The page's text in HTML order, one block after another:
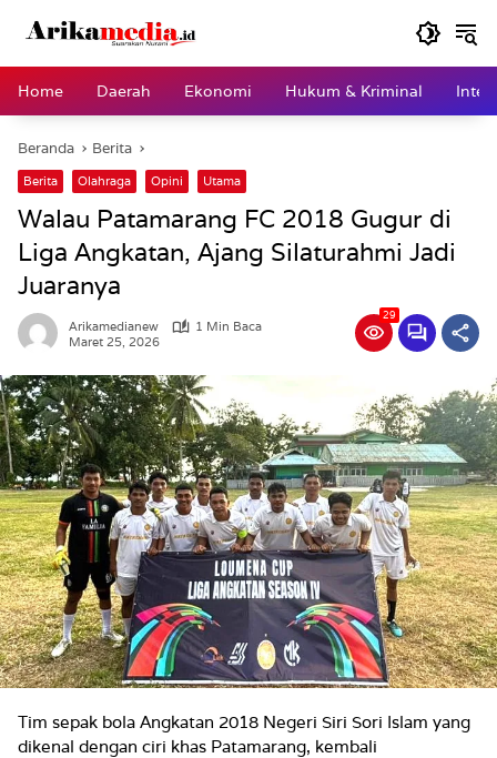
Home
Daerah Ekonomi Hukum & Kriminal
Beranda Berita
Berita Olahraga Opini Utama
Walau Patamarang FC 2018 Gugur di
Liga Angkatan, Ajang Silaturahmi Jadi
Juaranya
Arikamedianew
1 Min Baca
Maret 25, 2026
29
Tim sepak bola Angkatan 2018 Negeri Siri Sori Islam yang
dikenal dengan ciri khas Patamarang, kembali